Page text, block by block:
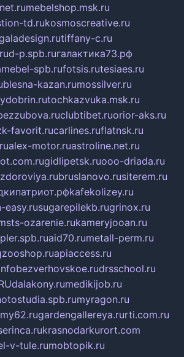
mebelshop.msk.ru
td.rukosmoscreative.ru
tiffany-c.ru
d-p.spb.ruгалактика73.рф
spb.rufotsis.rutesiaes.ru
blesna-kazan.rumossilver.ru
tochkazvuka.msk.ru
clubtibet.ruorior-aks.ru
favorit.rucarlines.ruflatnsk.ru
alex-motor.ruastroline.net.ru
gidlipetsk.ruooo-driada.ru
bruslanovo.rusiterem.ru
kafekolizey.ru
easy.rusugarepilekb.rugrinox.ru
ozarenie.rukameryjooan.ru
aid70.rumetall-perm.ru
apiaccess.ru
bezverhovskoe.rudrsschool.ru
dalakony.rumedikijob.ru
myragon.ru
gardengallereya.rurti.com.ru
krasnodarkurort.com
v-tule.rumobtopik.ru